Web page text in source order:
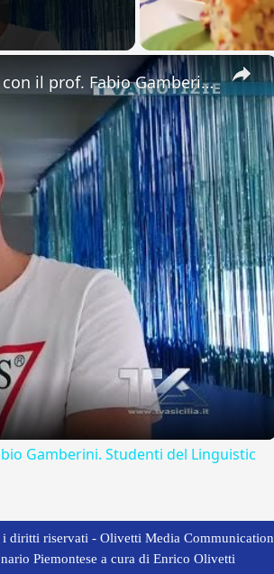
×
Adrano. Interessante incontro al liceo “Verga” con il prof. Fabio Gamberini. Studenti del Linguistic
Gamberini. Studenti del Linguistic
diritti riservati - Olivetti Media Communication
Piemontese a cura di Enrico Olivetti